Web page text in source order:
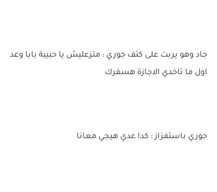
جاد وهو يربت على كتف جوري : متزعليش يا حبيبة بابا وعد
اول ما تاخدي الاجازة هسفرك
جوري باستفزاز : كدا عدي هيجي معانا